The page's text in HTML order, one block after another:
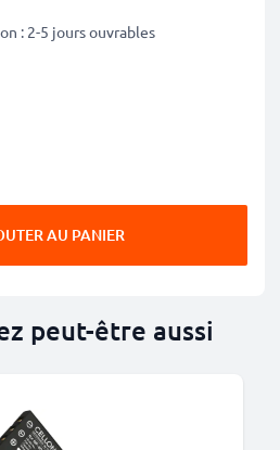
: 2-5 jours ouvrables
AU PANIER
peut-être aussi